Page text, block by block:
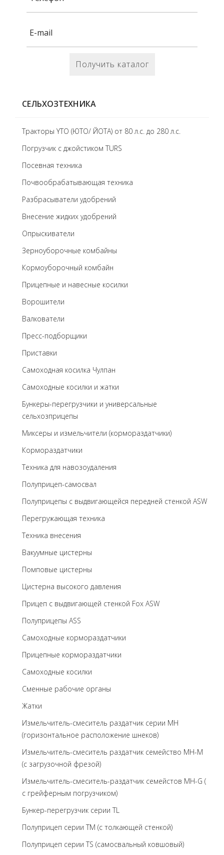
Получить каталог
СЕЛЬХОЗТЕХНИКА
Тракторы YTO (ЮТО/ ЙОТА) от 80 л.с. до 280 л.с.
Погрузчик с джойстиком TURS
Посевная техника
Почвообрабатывающая техника
Разбрасыватели удобрений
Внесение жидких удобрений
Опрыскиватели
Зерноуборочные комбайны
Кормоуборочный комбайн
Прицепные и навесные косилки
Ворошители
Валкователи
Пресс-подборщики
Приставки
Самоходная косилка Чулпан
Самоходные косилки и жатки
Бункеры-перегрузчики и универсальные
сельхозприцепы
Миксеры и измельчители (кормораздатчики)
Кормораздатчики
Техника для навозоудаления
Полуприцеп-самосвал
Полуприцепы с выдвигающейся передней стенкой ASW
Перегружающая техника
Техника внесения
Вакуумные цистерны
Помповые цистерны
Цистерна высокого давления
Прицеп с выдвигающей стенкой Fox ASW
Полуприцепы ASS
Самоходные кормораздатчики
Прицепные кормораздатчики
Самоходные косилки
Сменные рабочие органы
Жатки
Измельчитель-смеситель раздатчик серии MH
(горизонтальное расположение шнеков)
Измельчитель-смеситель раздатчик семейство MH-M
(с загрузочной фрезой)
Измельчитель-смеситель-раздатчик семейстов MH-G (
с грейферным погрузчиком)
Бункер-перегрузчик серии TL
Полуприцеп серии TM (с толкающей стенкой)
Полуприцеп серии TS (самосвальный ковшовый)